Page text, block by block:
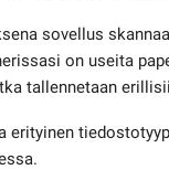
sovellus
on useita
tallennetaan
erityinen